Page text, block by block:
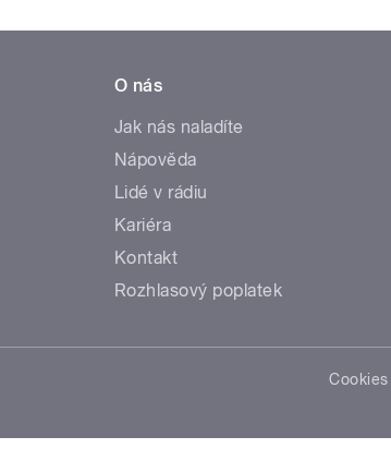
O nás
Jak nás naladíte
Nápověda
Lidé v rádiu
Kariéra
Kontakt
Rozhlasový poplatek
Cookies